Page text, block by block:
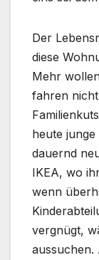
Der
diese
Mehr
fahren
heute
dauernd
IKEA, wo
wenn
vergnügt,
aussuchen.